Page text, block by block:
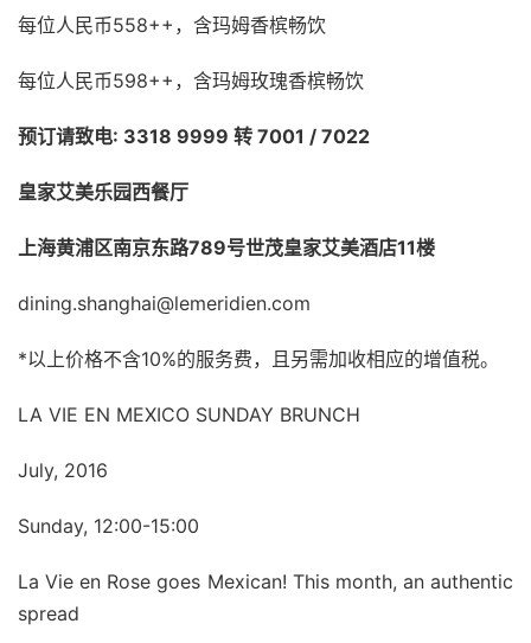
每位人民币558++，含玛姆香槟畅饮
每位人民币598++，含玛姆玫瑰香槟畅饮
预订请致电: 3318 9999 转 7001 / 7022
皇家艾美乐园西餐厅
上海黄浦区南京东路789号世茂皇家艾美酒店11楼
dining.shanghai@lemeridien.com
*以上价格不含10%的服务费，且另需加收相应的增值税。
LA VIE EN MEXICO SUNDAY BRUNCH
July, 2016
Sunday, 12:00-15:00
La Vie en Rose goes Mexican! This month, an authentic
spread